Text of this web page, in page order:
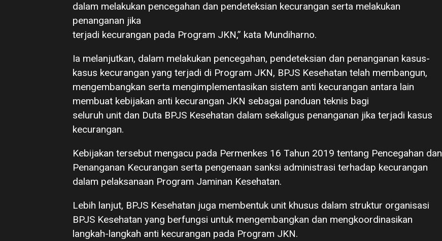
dalam melakukan pencegahan dan pendeteksian kecurangan serta melakukan
penanganan jika
terjadi kecurangan pada Program JKN,” kata Mundiharno.
Ia melanjutkan, dalam melakukan pencegahan, pendeteksian dan penanganan kasus-
kasus kecurangan yang terjadi di Program JKN, BPJS Kesehatan telah membangun,
mengembangkan serta mengimplementasikan sistem anti kecurangan antara lain
membuat kebijakan anti kecurangan JKN sebagai panduan teknis bagi
seluruh unit dan Duta BPJS Kesehatan dalam sekaligus penanganan jika terjadi kasus
kecurangan.
Kebijakan tersebut mengacu pada Permenkes 16 Tahun 2019 tentang Pencegahan dan
Penanganan Kecurangan serta pengenaan sanksi administrasi terhadap kecurangan
dalam pelaksanaan Program Jaminan Kesehatan.
Lebih lanjut, BPJS Kesehatan juga membentuk unit khusus dalam struktur organisasi
BPJS Kesehatan yang berfungsi untuk mengembangkan dan mengkoordinasikan
langkah-langkah anti kecurangan pada Program JKN.